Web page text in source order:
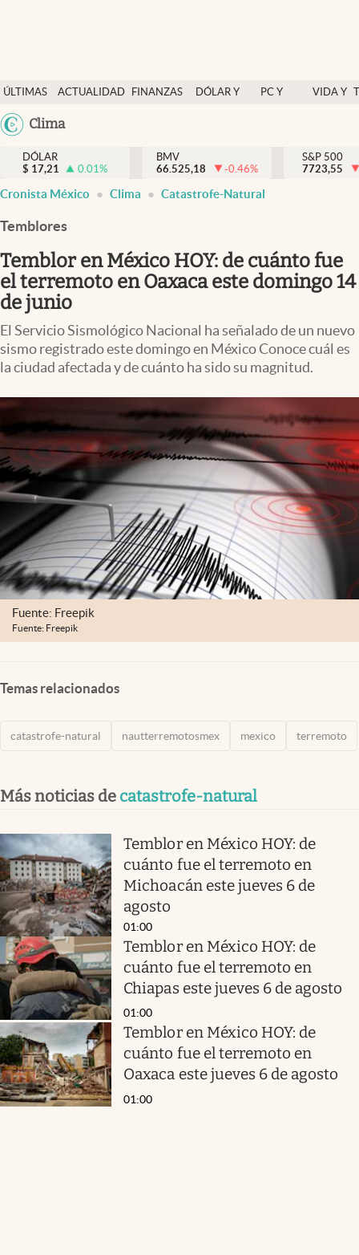
ÚLTIMAS
NOTICIAS
ACTUALIDAD
FINANZAS
DÓLAR Y
PC Y
VIDA Y
México
Clima
Actualidad
Finanzas y economía
Dólar y mercados
Pc y celular
Vida y estilo
Tv
Clima
Espiritualidad
Mediakit
abre en nueva pestaña
México
DÓLAR
$ 17,21 0.01%
BMV
66.525,18
-0.46%
S&P 500
7723,55
Cronista México Clima Catastrofe-Natural
Temblores
Temblor en México HOY: de cuánto fue
el terremoto en Oaxaca este domingo 14
de junio
El Servicio Sismológico Nacional ha señalado de un nuevo
sismo registrado este domingo en México Conoce cuál es
la ciudad afectada y de cuánto ha sido su magnitud.
Fuente: Freepik
Fuente: Freepik
Temas relacionados
catastrofe-natural nautterremotosmex mexico terremoto
Más noticias de catastrofe-natural
Temblor en México HOY: de
cuánto fue el terremoto en
Michoacán este jueves 6 de
agosto
01:00
Temblor en México HOY: de
cuánto fue el terremoto en
Chiapas este jueves 6 de agosto
01:00
Temblor en México HOY: de
cuánto fue el terremoto en
Oaxaca este jueves 6 de agosto
01:00